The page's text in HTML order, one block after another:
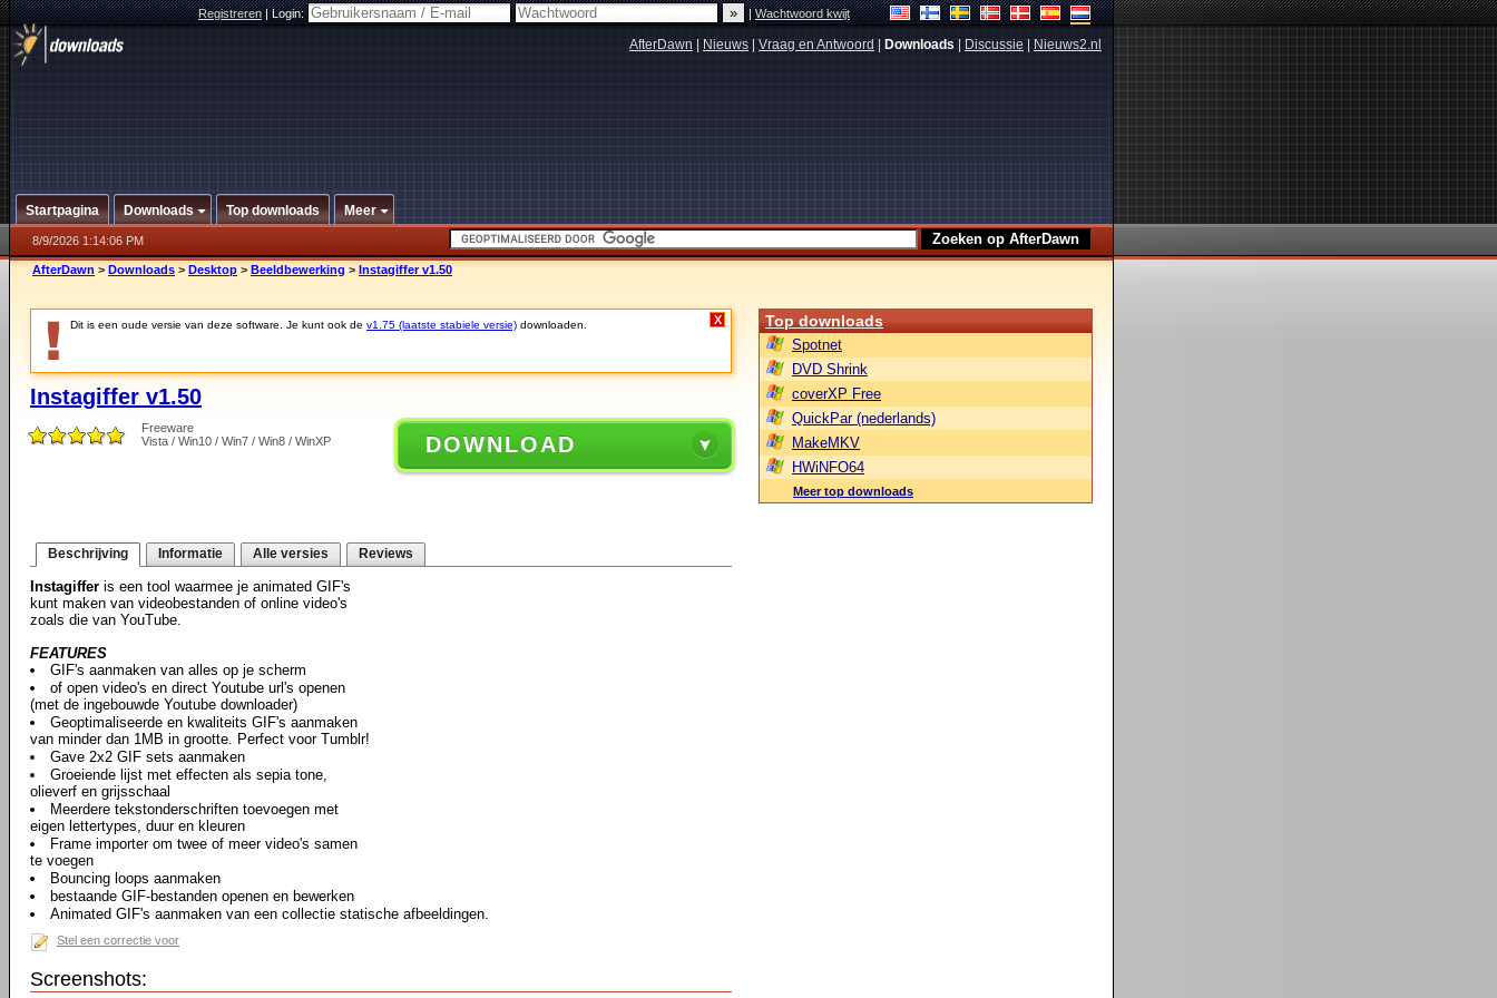
Registreren|Login: |Wachtwoord kwijt
AfterDawn Nieuws Vraag en Antwoord Downloads Discussie Nieuws2.nl
Startpagina Downloads Top downloads Meer
8/9/2026 1:14:06 PM
AfterDawn > Downloads > Desktop > Beeldbewerking > Instagiffer v1.50
Dit is een oude versie van deze software. Je kunt ook de v1.75 (laatste stabiele versie) downloaden. X
Instagiffer v1.50
Freeware
Vista / Win10 / Win7 / Win8 / WinXP
DOWNLOAD
Beschrijving Informatie Alle versies Reviews
Instagiffer is een tool waarmee je animated GIF's
kunt maken van videobestanden of online video's
zoals die van YouTube.
FEATURES
GIF's aanmaken van alles op je scherm
of open video's en direct Youtube url's openen
(met de ingebouwde Youtube downloader)
Geoptimaliseerde en kwaliteits GIF's aanmaken
van minder dan 1MB in grootte. Perfect voor Tumblr!
Gave 2x2 GIF sets aanmaken
Groeiende lijst met effecten als sepia tone,
olieverf en grijsschaal
Meerdere tekstonderschriften toevoegen met
eigen lettertypes, duur en kleuren
Frame importer om twee of meer video's samen
te voegen
Bouncing loops aanmaken
bestaande GIF-bestanden openen en bewerken
Animated GIF's aanmaken van een collectie statische afbeeldingen.
Stel een correctie voor
Screenshots:
Top downloads
Spotnet
DVD Shrink
coverXP Free
QuickPar (nederlands)
MakeMKV
HWiNFO64
Meer top downloads